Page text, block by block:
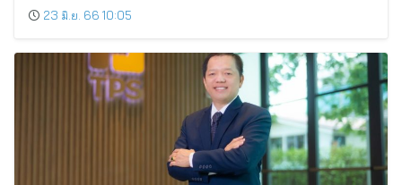
23 มิ.ย. 66 10:05